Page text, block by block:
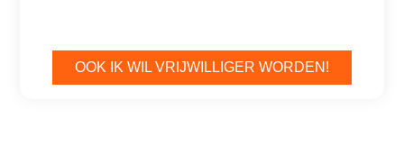
OOK IK WIL VRIJWILLIGER WORDEN!